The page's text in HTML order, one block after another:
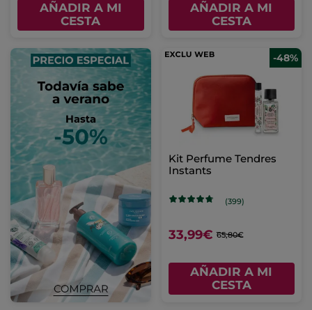
AÑADIR A MI
CESTA
AÑADIR A MI
CESTA
-48%
Kit Perfume Tendres
Instants
(399)
33,99€ 65,80€
AÑADIR A MI
CESTA